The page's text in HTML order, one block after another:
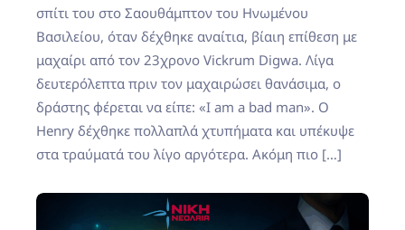
σπίτι του στο Σαουθάμπτον του Ηνωμένου
Βασιλείου, όταν δέχθηκε αναίτια, βίαιη επίθεση με
μαχαίρι από τον 23χρονο Vickrum Digwa. Λίγα
δευτερόλεπτα πριν τον μαχαιρώσει θανάσιμα, ο
δράστης φέρεται να είπε: «I am a bad man». Ο
Henry δέχθηκε πολλαπλά χτυπήματα και υπέκυψε
στα τραύματά του λίγο αργότερα. Ακόμη πιο […]